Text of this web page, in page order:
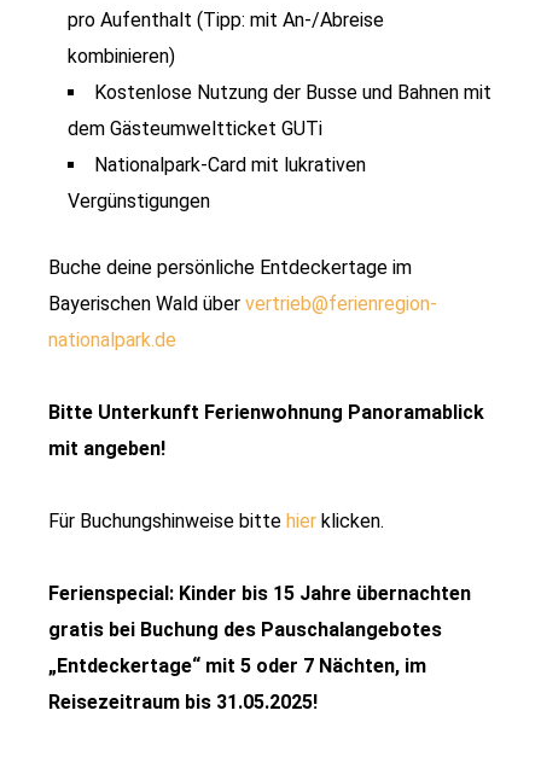
pro Aufenthalt (Tipp: mit An-/Abreise
kombinieren)
Kostenlose Nutzung der Busse und Bahnen mit
dem Gästeumweltticket GUTi
Nationalpark-Card mit lukrativen
Vergünstigungen
Buche deine persönliche Entdeckertage im
Bayerischen Wald über ­vertrieb@ferienregion-
nationalpark.de
Bitte Unterkunft Ferienwohnung Panoramablick
mit angeben!
Für Buchungshinweise bitte hier klicken.
Ferienspecial: Kinder bis 15 Jahre übernachten
gratis bei Buchung des Pauschalangebotes
„Entdeckertage“ mit 5 oder 7 Nächten, im
Reisezeitraum bis 31.05.2025!